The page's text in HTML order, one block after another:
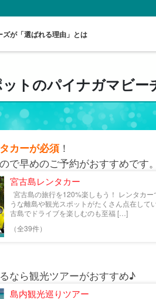
ズが「選ばれる理由」とは
ウミガメツアー レンタカー
お得な割引
セットプラン
トのパイナガマビー
カーが必須！
で早めのご予約がおすすめです。
宮古島レンタカー
宮古島の旅行を120%楽しもう！ レンタカ
うな離島や観光スポットがたくさん点在し
古島でドライブを楽しむのも至福 […]
（全39件）
なら観光ツアーがおすすめ♪
島内観光巡りツアー